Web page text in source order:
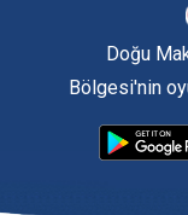
Doğu
Bölgesi'nin